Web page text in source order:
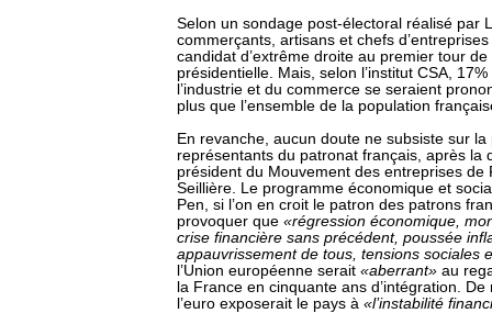
Selon un sondage post-électoral réalisé par
commerçants, artisans et chefs
candidat d’extrême droite au premier tour de
présidentielle. Mais, selon l’institut CSA,
l’industrie et du commerce se seraient
plus que l’ensemble de la population
En revanche, aucun doute ne subsiste sur la
représentants du patronat français, après la
président du Mouvement des entreprises de
Seillière. Le programme économique et
Pen, si l’on en croit le patron des patrons
provoquer que «régression économique,
crise financière sans précédent, poussée
appauvrissement de tous, tensions sociales
l’Union européenne serait «aberrant» au
la France en cinquante ans d’intégration.
l’euro exposerait le pays à «l’instabilité